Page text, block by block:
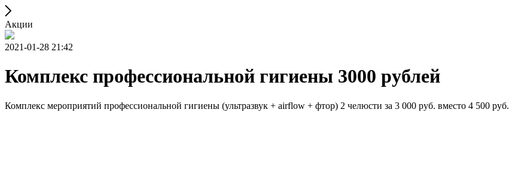
Акции
2021-01-28 21:42
Комплекс профессиональной гигиены 3000 рублей
Комплекс мероприятий профессиональной гигиены (ультразвук + airflow + фтор) 2 челюсти за 3 000 руб. вместо 4 500 руб.